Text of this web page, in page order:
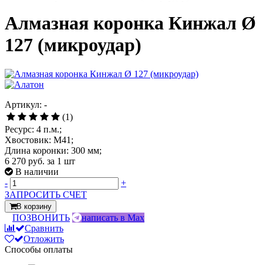
Алмазная коронка Кинжал Ø
127 (микроудар)
Артикул: -
(1)
Ресурс: 4 п.м.;
Хвостовик: М41;
Длина коронки: 300 мм;
6 270 руб. за 1 шт
В наличии
-
+
ЗАПРОСИТЬ СЧЕТ
В корзину
ПОЗВОНИТЬ
написать в Max
Сравнить
Отложить
Способы оплаты